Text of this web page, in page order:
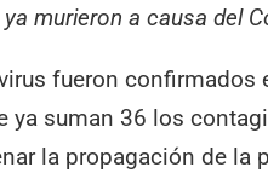
murieron a causa del
fueron confirmados
ya suman 36 los
la propagación de la